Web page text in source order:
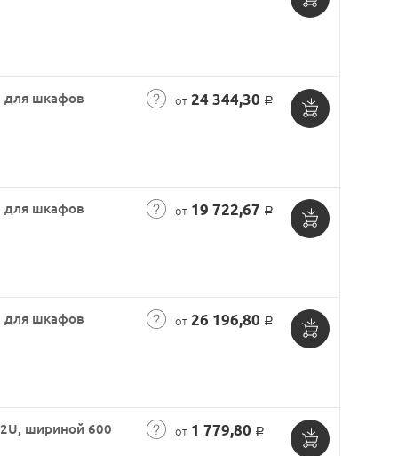
для шкафов
от 24 344,30 Р
для шкафов
от 19 722,67 Р
для шкафов
от 26 196,80 Р
шириной 600
от 1 779,80 Р